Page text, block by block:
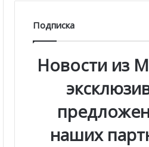
Подписка
Новости из
наших